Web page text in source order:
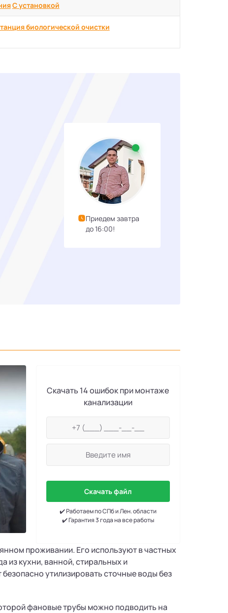
С установкой
биологической очистки
Приедем завтра
до 16:00!
Скачать 14 ошибок при монтаже
канализации
Скачать файл
✔️ Работаем по СПб и Лен. области
✔️ Гарантия 3 года на все работы
проживании. Его используют в частных
из кухни, ванной, стиральных и
утилизировать сточные воды без
фановые трубы можно подводить на